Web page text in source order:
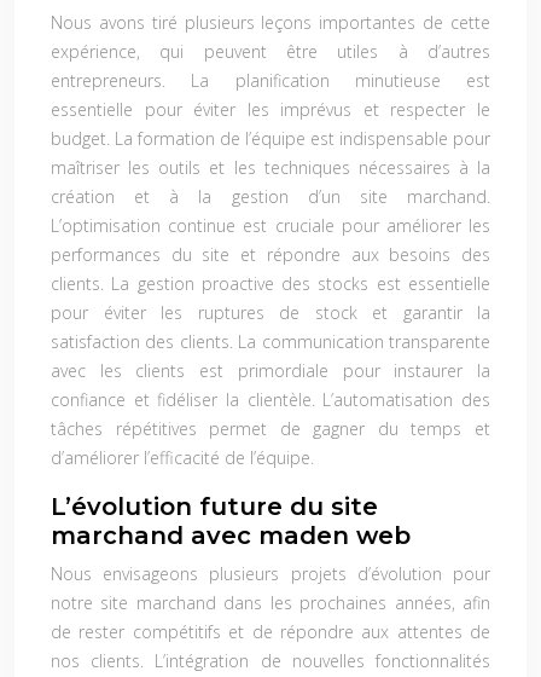
Nous avons tiré plusieurs leçons importantes de cette
expérience, qui peuvent être utiles à d’autres
entrepreneurs. La planification minutieuse est
essentielle pour éviter les imprévus et respecter le
budget. La formation de l’équipe est indispensable pour
maîtriser les outils et les techniques nécessaires à la
création et à la gestion d’un site marchand.
L’optimisation continue est cruciale pour améliorer les
performances du site et répondre aux besoins des
clients. La gestion proactive des stocks est essentielle
pour éviter les ruptures de stock et garantir la
satisfaction des clients. La communication transparente
avec les clients est primordiale pour instaurer la
confiance et fidéliser la clientèle. L’automatisation des
tâches répétitives permet de gagner du temps et
d’améliorer l’efficacité de l’équipe.
L’évolution future du site
marchand avec maden web
Nous envisageons plusieurs projets d’évolution pour
notre site marchand dans les prochaines années, afin
de rester compétitifs et de répondre aux attentes de
nos clients. L’intégration de nouvelles fonctionnalités